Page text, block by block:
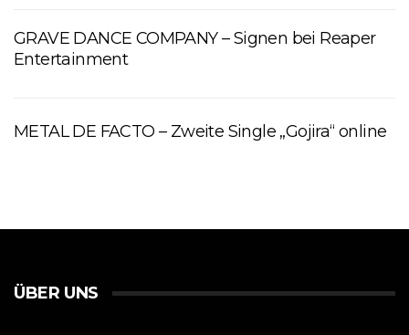
GRAVE DANCE COMPANY – Signen bei Reaper
Entertainment
METAL DE FACTO – Zweite Single „Gojira“ online
ÜBER UNS